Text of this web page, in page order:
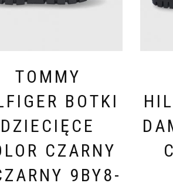
TOMMY
BOTKI
DZIECIĘCE
CZARNY
9BY8-